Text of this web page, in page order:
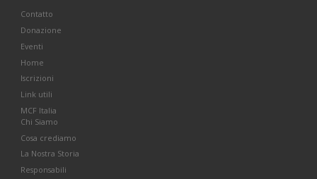
Contatto
Donazione
Eventi
Home
Iscrizioni
Link utili
MCF Italia
Chi Siamo
Cosa crediamo
La Nostra Storia
Responsabili